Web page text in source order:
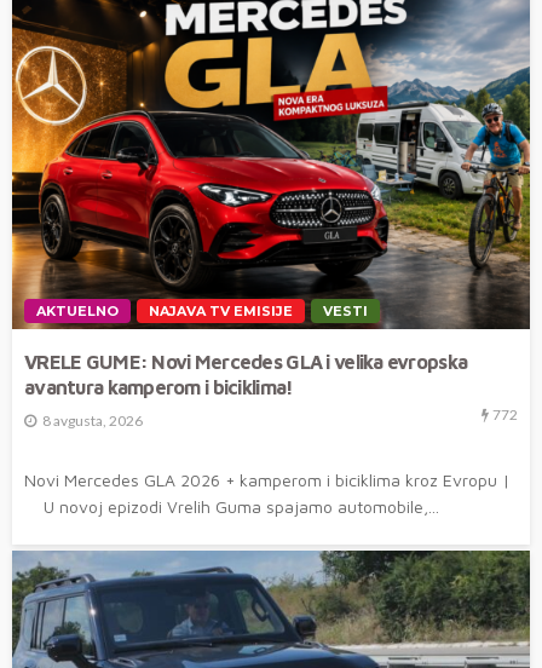
AKTUELNO NAJAVA TV EMISIJE VESTI
VRELE GUME: Novi Mercedes GLA i velika evropska
avantura kamperom i biciklima!
8 avgusta, 2026 772
Novi Mercedes GLA 2026 + kamperom i biciklima kroz Evropu |
U novoj epizodi Vrelih Guma spajamo automobile,...